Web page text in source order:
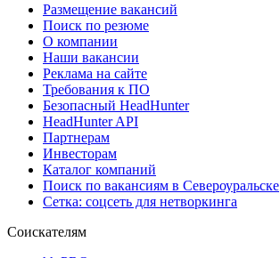
Размещение вакансий
Поиск по резюме
О компании
Наши вакансии
Реклама на сайте
Требования к ПО
Безопасный HeadHunter
HeadHunter API
Партнерам
Инвесторам
Каталог компаний
Поиск по вакансиям в Североуральске
Сетка: соцсеть для нетворкинга
Соискателям